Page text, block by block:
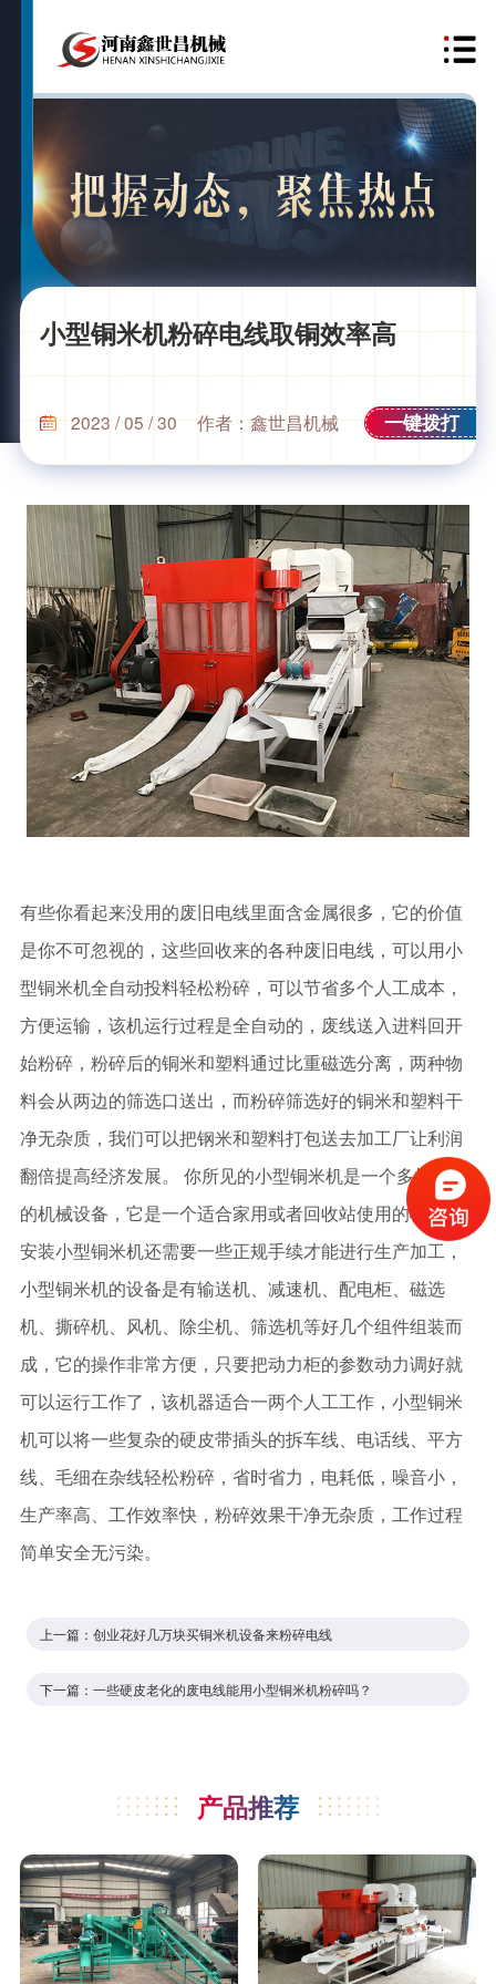
小型铜米机粉碎电线取铜效率高
2023 / 05 / 30 作者：鑫世昌机械 一键拨打
有些你看起来没用的废旧电线里面含金属很多，它的价值
是你不可忽视的，这些回收来的各种废旧电线，可以用小
型铜米机全自动投料轻松粉碎，可以节省多个人工成本，
方便运输，该机运行过程是全自动的，废线送入进料回开
始粉碎，粉碎后的铜米和塑料通过比重磁选分离，两种物
料会从两边的筛选口送出，而粉碎筛选好的铜米和塑料干
净无杂质，我们可以把钢米和塑料打包送去加工厂让利润
翻倍提高经济发展。 你所见的小型铜米机是一个多机连接
的机械设备，它是一个适合家用或者回收站使用的机器，
安装小型铜米机还需要一些正规手续才能进行生产加工，
小型铜米机的设备是有输送机、减速机、配电柜、磁选
机、撕碎机、风机、除尘机、筛选机等好几个组件组装而
成，它的操作非常方便，只要把动力柜的参数动力调好就
可以运行工作了，该机器适合一两个人工工作，小型铜米
机可以将一些复杂的硬皮带插头的拆车线、电话线、平方
线、毛细在杂线轻松粉碎，省时省力，电耗低，噪音小，
生产率高、工作效率快，粉碎效果干净无杂质，工作过程
简单安全无污染。
上一篇： 创业花好几万块买铜米机设备来粉碎电线
下一篇： 一些硬皮老化的废电线能用小型铜米机粉碎吗？
产品推荐